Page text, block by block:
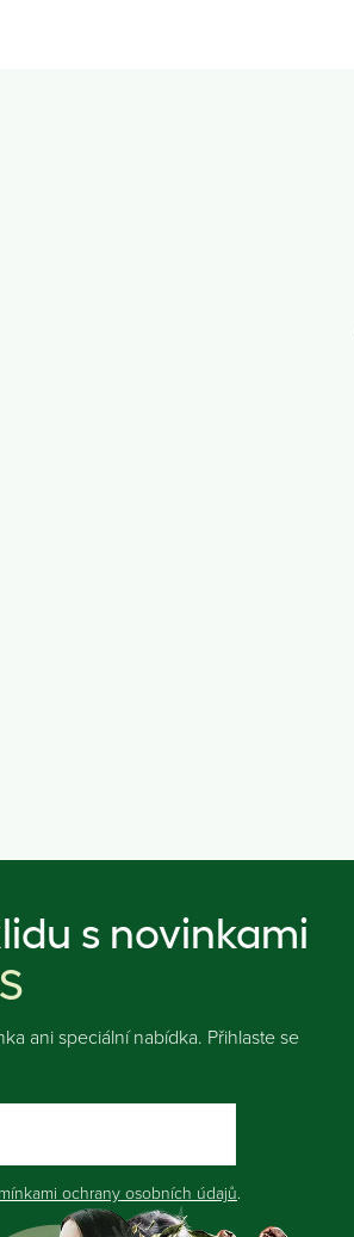
s novinkami
ani speciální nabídka. Přihlaste se
ochrany osobních údajů.